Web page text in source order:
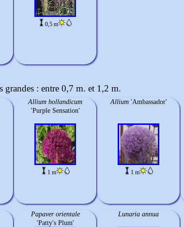
0,5 m
grandes : entre 0,7 m. et 1,2 m.
Allium hollandicum
'Purple Sensation'
1 m
Allium'Ambassador'
1 m
Papaver orientale
'Patty's Plum'
Lunaria annua